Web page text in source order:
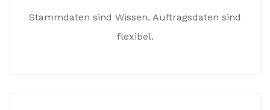
Stammdaten sind Wissen. Auftragsdaten sind
flexibel.